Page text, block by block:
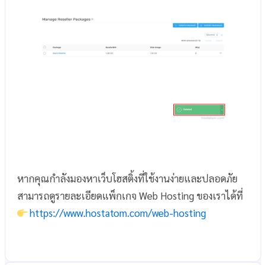
หากคุณกำลังมองหาเว็บโฮสติ้งที่ใช้งานง่ายและปลอดภัย
สามารถดูรายละเอียดแพ็กเกจ Web Hosting ของเราได้ที่
https://www.hostatom.com/web-hosting